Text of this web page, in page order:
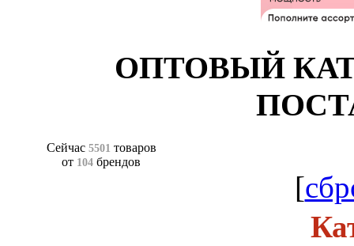
ОПТОВЫЙ
Сейчас 5501 товаров
от 104 брендов
[